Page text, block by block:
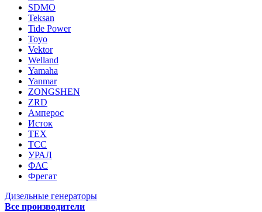
SDMO
Teksan
Tide Power
Toyo
Vektor
Welland
Yamaha
Yanmar
ZONGSHEN
ZRD
Амперос
Исток
ТЕХ
ТСС
УРАЛ
ФАС
Фрегат
Дизельные генераторы
Все производители